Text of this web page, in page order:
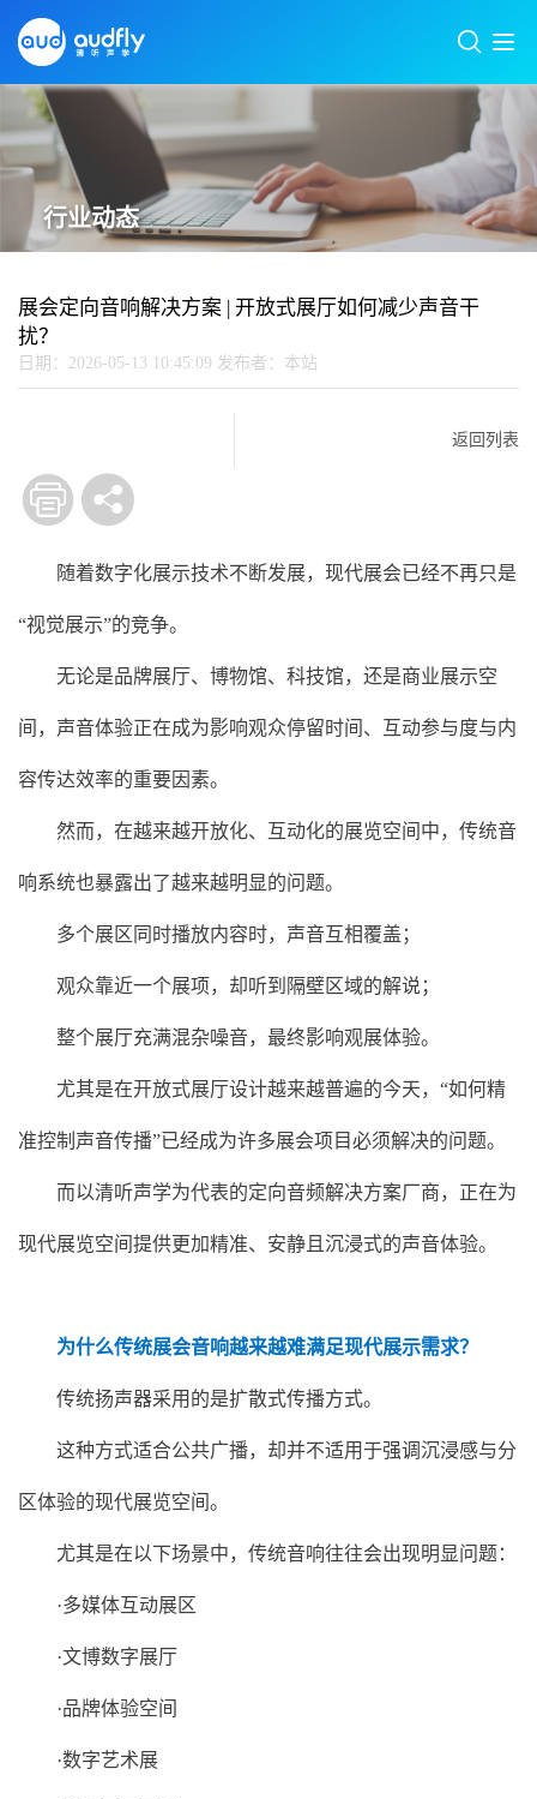
行业动态
展会定向音响解决方案 | 开放式展厅如何减少声音干
扰？
日期：2026-05-13 10:45:09 发布者：本站
返回列表
随着数字化展示技术不断发展，现代展会已经不再只是
“视觉展示”的竞争。
无论是品牌展厅、博物馆、科技馆，还是商业展示空
间，声音体验正在成为影响观众停留时间、互动参与度与内
容传达效率的重要因素。
然而，在越来越开放化、互动化的展览空间中，传统音
响系统也暴露出了越来越明显的问题。
多个展区同时播放内容时，声音互相覆盖；
观众靠近一个展项，却听到隔壁区域的解说；
整个展厅充满混杂噪音，最终影响观展体验。
尤其是在开放式展厅设计越来越普遍的今天，“如何精
准控制声音传播”已经成为许多展会项目必须解决的问题。
而以清听声学为代表的定向音频解决方案厂商，正在为
现代展览空间提供更加精准、安静且沉浸式的声音体验。
为什么传统展会音响越来越难满足现代展示需求？
传统扬声器采用的是扩散式传播方式。
这种方式适合公共广播，却并不适用于强调沉浸感与分
区体验的现代展览空间。
尤其是在以下场景中，传统音响往往会出现明显问题：
·多媒体互动展区
·文博数字展厅
·品牌体验空间
·数字艺术展